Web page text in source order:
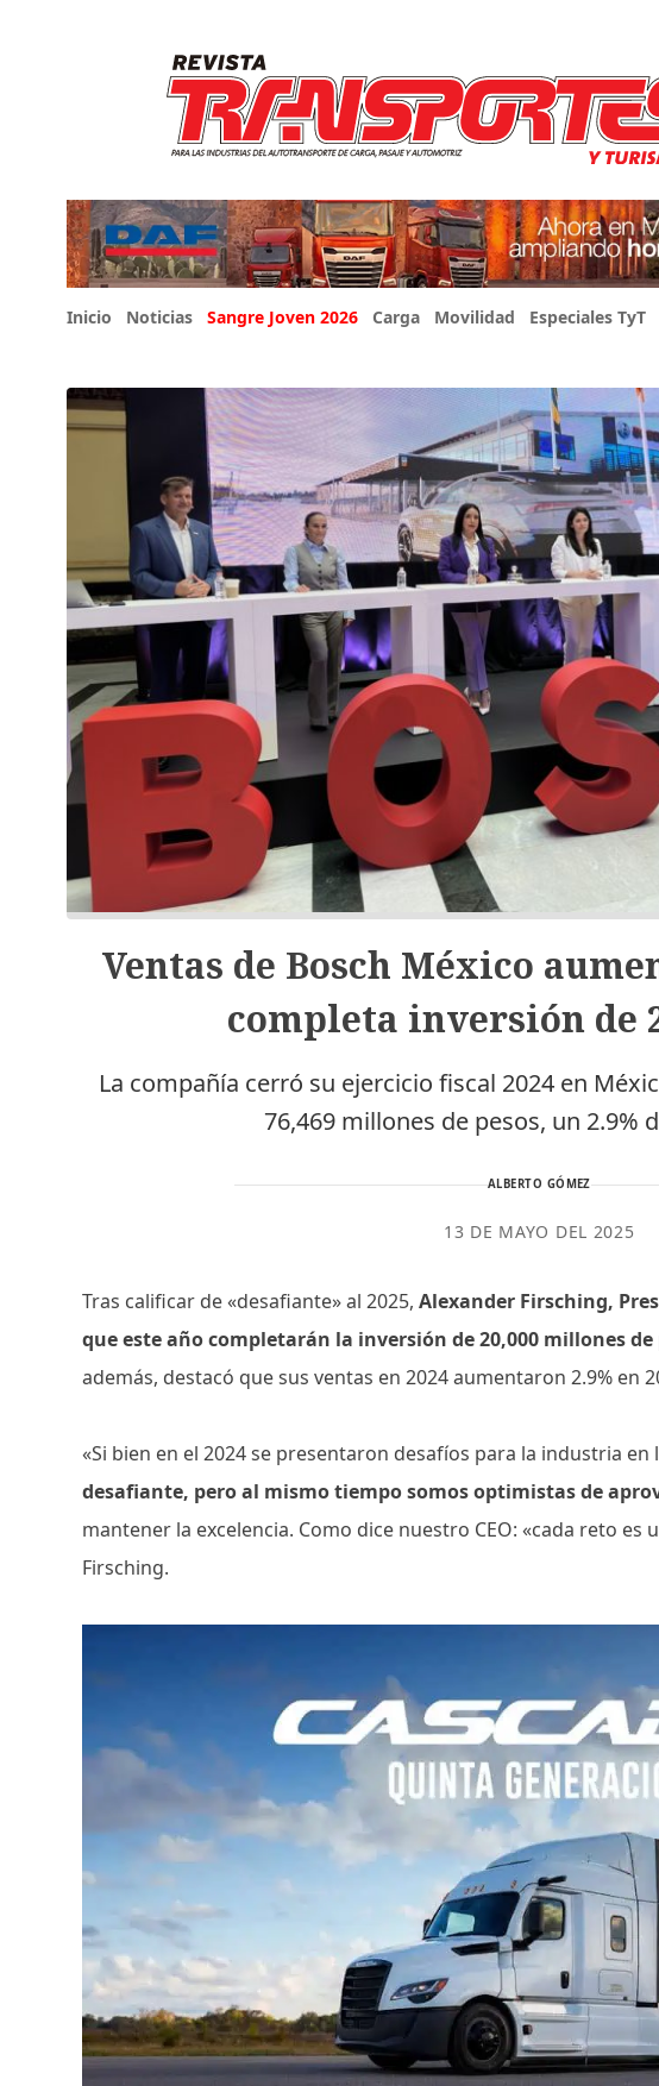
Inicio Noticias Sangre Joven 2026 Carga Movilidad Especiales TyT
Ventas de Bosch México
completa inversión de
La compañía cerró su ejercicio fiscal 2024 en
76,469 millones de pesos, un 2.9%
ALBERTO GÓMEZ
13 DE MAYO DEL 2025
Tras calificar de «desafiante» al 2025,Alexander Firsching,
que este año completarán la inversión de 20,000 millones de
además, destacó que sus ventas en 2024 aumentaron 2.9% en
«Si bien en el 2024 se presentaron desafíos para la industria
desafiante, pero al mismo tiempo somos optimistas de
mantener la excelencia. Como dice nuestro CEO: «cada reto
Firsching.